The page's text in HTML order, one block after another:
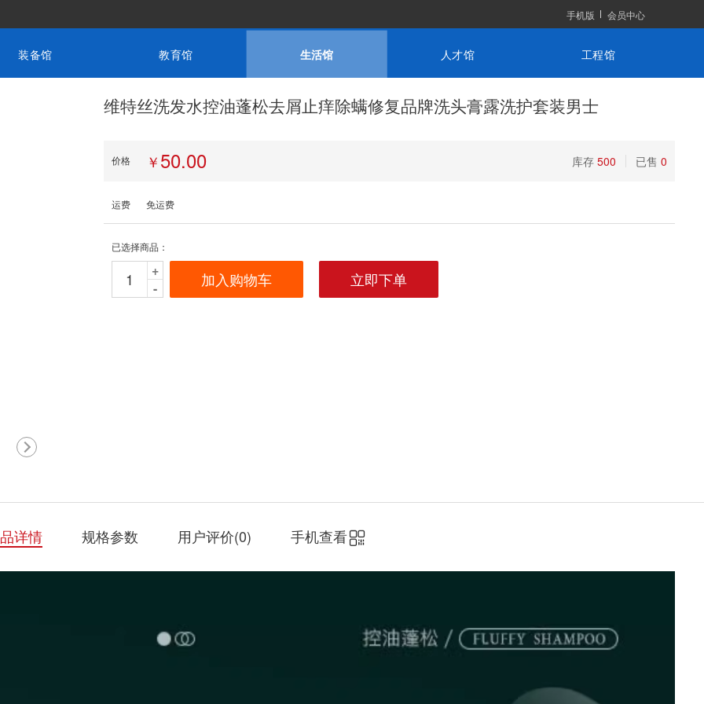
手机版 会员中心
装备馆 教育馆 生活馆 人才馆 工程馆
维特丝洗发水控油蓬松去屑止痒除螨修复品牌洗头膏露洗护套装男士
价格 ￥50.00 库存 500 已售 0
运费 免运费
已选择商品：
+
-
加入购物车 立即下单
详情 规格参数 用户评价(0) 手机查看